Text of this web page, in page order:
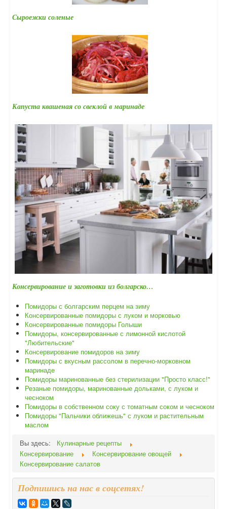
Сыроежки соленые
Капуста квашеная со свeклой в маринаде
Консервирование и заготовки из болгарско…
Помидоры с болгарским перцем на зиму
Консервированные помидоры с луком и морковью
Консервированные помидоры Голыши
Помидоры, консервированные с лимонной кислотой
"Любительские"
Консервирование помидоров на зиму
Помидоры с вкусным рассолом в перечно-морковном
маринаде
Помидоры маринованные без стерилизации "Просто класс!"
Резаные помидоры, маринованные дольками, с луком и
чесноком
Помидоры в собственном соку с томатным соком и чесноком
Помидоры "Пальчики оближешь" с луком и растительным
маслом
Вы здесь:
Кулинарные рецепты
Консервирование
Консервирование овощей
Консервирование салатов
Подпишись на нас в соцсетях!